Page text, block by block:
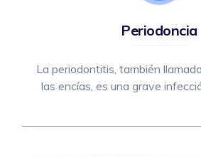
Periodoncia
La periodontitis, también
las encías, es una grave